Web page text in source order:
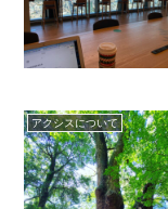
アクシスについて